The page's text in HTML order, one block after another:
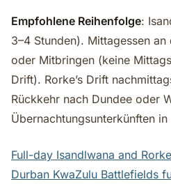
Empfohlene Reihenfolge:
3–4 Stunden). Mittagessen
oder Mitbringen (keine
Drift). Rorke’s Drift
Rückkehr nach Dundee oder
Übernachtungsunterkünften
Full-day Isandlwana and
Durban KwaZulu Battlefields